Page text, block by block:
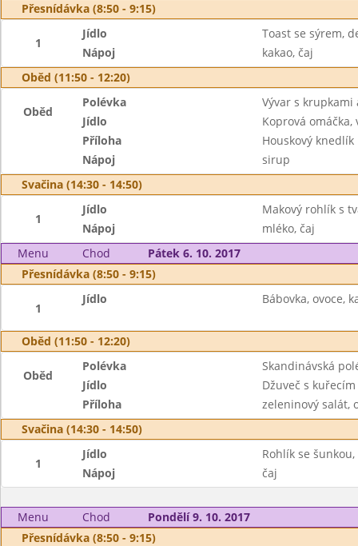
Přesnídávka (8:50 - 9:15)
1
Jídlo
Toast se sýrem,
Nápoj
kakao, čaj
Oběd (11:50 - 12:20)
Oběd
Polévka
Vývar s krupkami
Jídlo
Koprová omáčka,
Příloha
Houskový knedlík
Nápoj
sirup
Svačina (14:30 - 14:50)
1
Jídlo
Makový rohlík s
Nápoj
mléko, čaj
Menu
Chod
Pátek 6. 10. 2017
Přesnídávka (8:50 - 9:15)
1
Jídlo Bábovka, ovoce,
Oběd (11:50 - 12:20)
Oběd
Polévka
Skandinávská
Jídlo
Džuveč s
Příloha
zeleninový salát,
Svačina (14:30 - 14:50)
1
Jídlo
Rohlík se
Nápoj
čaj
Menu Chod
Pondělí 9. 10. 2017
Přesnídávka (8:50 - 9:15)